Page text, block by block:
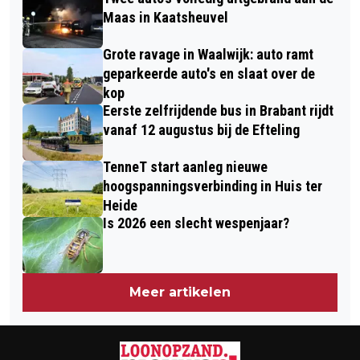
SLACHTOFFER ZWAARGEWOND
FIETSENDIEFSTALLEN IN NOORD-
BRABANT
Maas in Kaatsheuvel
Grote ravage in Waalwijk: auto ramt
geparkeerde auto's en slaat over de
kop
Eerste zelfrijdende bus in Brabant rijdt
vanaf 12 augustus bij de Efteling
TenneT start aanleg nieuwe
hoogspanningsverbinding in Huis ter
Heide
Is 2026 een slecht wespenjaar?
Meer artikelen